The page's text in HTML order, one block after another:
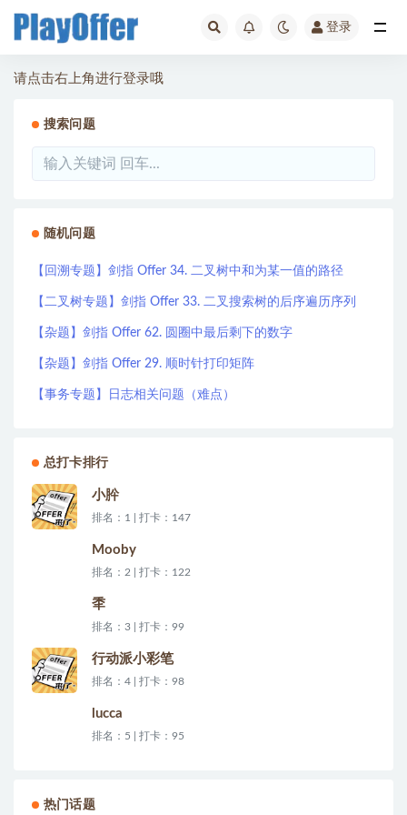
登录
请点击右上角进行登录哦
搜索问题
随机问题
【回溯专题】剑指 Offer 34. 二叉树中和为某一值的路径
【二叉树专题】剑指 Offer 33. 二叉搜索树的后序遍历序列
【杂题】剑指 Offer 62. 圆圈中最后剩下的数字
【杂题】剑指 Offer 29. 顺时针打印矩阵
【事务专题】日志相关问题（难点）
总打卡排行
小肸
排名：1 | 打卡：147
Mooby
排名：2 | 打卡：122
秊
排名：3 | 打卡：99
行动派小彩笔
排名：4 | 打卡：98
lucca
排名：5 | 打卡：95
热门话题